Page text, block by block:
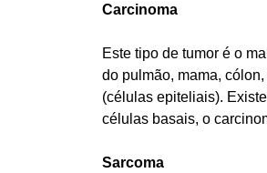
Carcinoma
Este tipo de tumor é o
do pulmão, mama,
(células epiteliais).
células basais, o
Sarcoma